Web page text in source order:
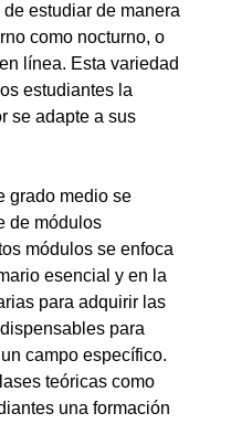
estudiar de manera
como nocturno, o
línea. Esta variedad
estudiantes la
se adapte a sus
grado medio se
de módulos
módulos se enfoca
esencial y en la
para adquirir las
para
campo específico.
teóricas como
una formación